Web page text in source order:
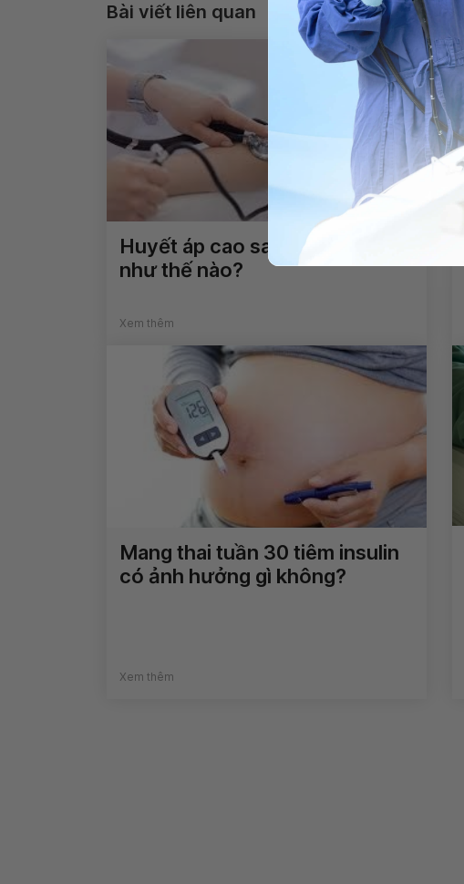
Bài viết liên quan
Huyết áp cao sau sinh chữa trị
như thế nào?
Xem thêm
Mang thai tuần 30 tiêm insulin
có ảnh hưởng gì không?
Xem thêm